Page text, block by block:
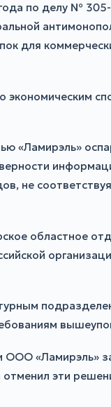
по делу №
для
«Ламирэль»
не
областное
«Ламирэль»
эти